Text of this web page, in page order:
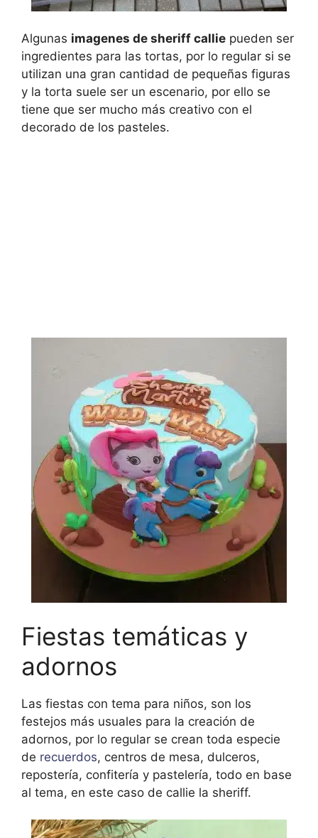
Algunas imagenes de sheriff callie pueden ser
ingredientes para las tortas, por lo regular si se
utilizan una gran cantidad de pequeñas figuras
y la torta suele ser un escenario, por ello se
tiene que ser mucho más creativo con el
decorado de los pasteles.
Fiestas temáticas y
adornos
Las fiestas con tema para niños, son los
festejos más usuales para la creación de
adornos, por lo regular se crean toda especie
de recuerdos, centros de mesa, dulceros,
repostería, confitería y pastelería, todo en base
al tema, en este caso de callie la sheriff.